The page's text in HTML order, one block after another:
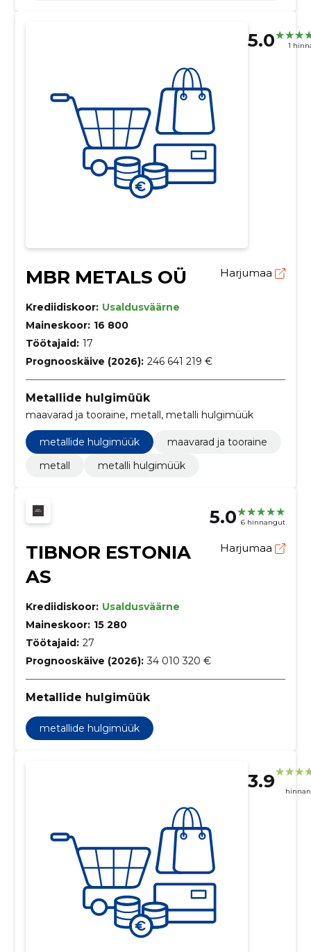
5.0 1
MBR METALS OÜ Harjumaa
Krediidiskoor: Usaldusväärne
Maineskoor: 16 800
Töötajaid: 17
Prognooskäive (2026): 246 641 219 €
Metallide hulgimüük
maavarad ja tooraine, metall, metalli hulgimüük
metallide hulgimüük
maavarad ja tooraine
metall
metalli hulgimüük
5.0 6 hinnangut
TIBNOR ESTONIA
AS
Harjumaa
Krediidiskoor: Usaldusväärne
Maineskoor: 15 280
Töötajaid: 27
Prognooskäive (2026): 34 010 320 €
Metallide hulgimüük
metallide hulgimüük
3.9